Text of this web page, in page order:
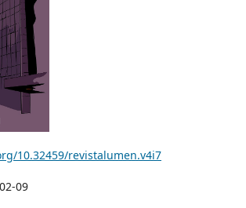
10.32459/revistalumen.v4i7
09